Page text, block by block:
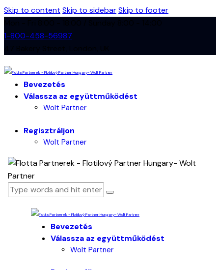
Skip to content Skip to sidebarSkip to footer
1-800-458-56987
Bevezetés
Válassza az együttműködést
Wolt Partner
Regisztráljon
Wolt Partner
Bevezetés
Válassza az együttműködést
Wolt Partner